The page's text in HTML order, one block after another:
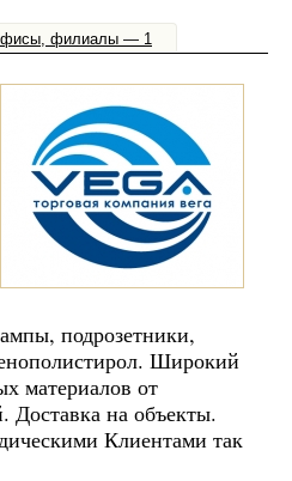
филиалы — 1
подрозетники,
Широкий
материалов от
Доставка на объекты.
Клиентами так